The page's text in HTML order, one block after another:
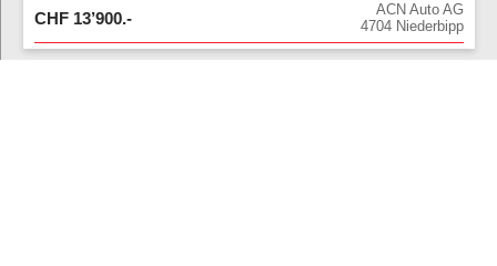
CHF 13’900.-
ACN Auto AG
4704 Niederbipp